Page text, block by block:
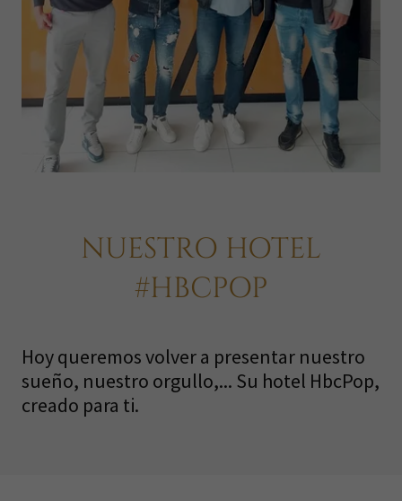
NUESTRO HOTEL
#HBCPOP
Hoy queremos volver a presentar nuestro
sueño, nuestro orgullo,... Su hotel HbcPop,
creado para ti.